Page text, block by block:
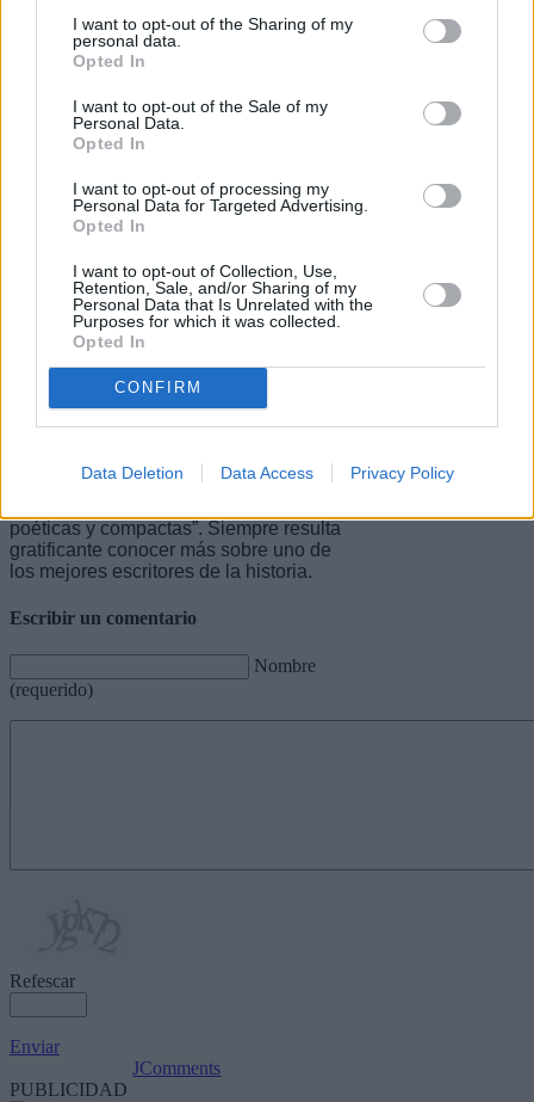
I want to opt-out of the Sharing of my
personal data.
Opted In
I want to opt-out of the Sale of my
Personal Data.
Opted In
I want to opt-out of processing my
Personal Data for Targeted Advertising.
Opted In
I want to opt-out of Collection, Use,
Retention, Sale, and/or Sharing of my
Personal Data that Is Unrelated with the
Purposes for which it was collected.
Opted In
CONFIRM
Data Deletion Data Access Privacy Policy
películas como Ladrón de Bicicletas
(1949) de Vittorio De Sica.
cine historias para llevar a los libros y
no al revés. El autor era un enamorado
del cine y apasionado del arte de
había en México por los años sesenta y
la idea de abrirse paso en el séptimo
arte, subraya su hijo, fue uno de los
frustración en el cine lo llevó a escribir
literatura. Si te das cuenta sus libros
son muy visuales. Uno se imagina las
imágenes”.
Rodrigo García Barcha también se
explayó en otras facetas de su padre
sanos celos que le producían Silvio
Rodríguez, Serrat o Sabina por su
poéticas y compactas”. Siempre resulta
gratificante conocer más sobre uno de
los mejores escritores de la historia.
Escribir un comentario
Nombre
(requerido)
Refescar
Enviar
JComments
PUBLICIDAD